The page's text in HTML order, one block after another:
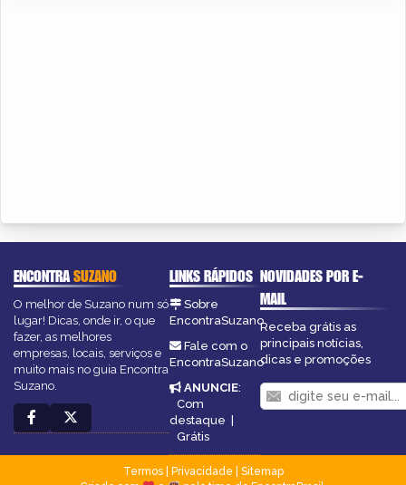
ENCONTRASUZANO
O melhor de Suzano num só
lugar! Dicas, onde ir, o que
fazer, as melhores
empresas, locais, serviços e
muito mais no guia Encontra
Suzano.
LINKS RÁPIDOS
Sobre
EncontraSuzano
Fale com o
EncontraSuzano
ANUNCIE:
Com
destaque |
Grátis
NOVIDADES POR E-
MAIL
Receba grátis as
principais notícias,
dicas e promoções
Termos| Privacidade
Sitemap